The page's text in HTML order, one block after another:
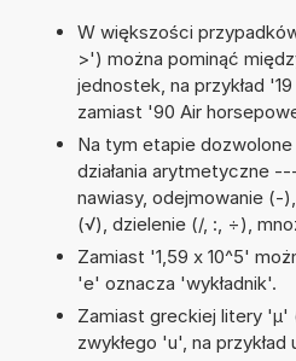
W większości
>') można pominąć
jednostek, na przykład '19
zamiast '90 Air
Na tym etapie
działania arytmetyczne
nawiasy, odejmowanie (-
(√), dzielenie (/, :, ÷),
Zamiast '1,59 x 10^5'
'e' oznacza 'wykładnik'.
Zamiast greckiej litery 'µ'
zwykłego 'u', na przykład